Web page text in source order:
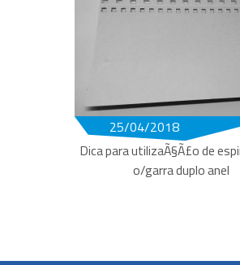
25/04/2018
Dica para utilizaÃ§Ã£o de
o/garra duplo anel